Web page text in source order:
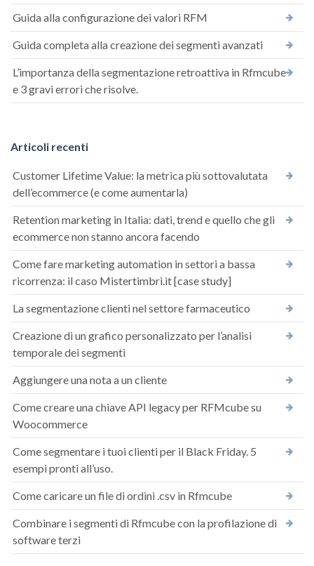
Guida alla configurazione dei valori RFM
Guida completa alla creazione dei segmenti avanzati
L’importanza della segmentazione retroattiva in Rfmcube
e 3 gravi errori che risolve.
Articoli recenti
Customer Lifetime Value: la metrica più sottovalutata
dell’ecommerce (e come aumentarla)
Retention marketing in Italia: dati, trend e quello che gli
ecommerce non stanno ancora facendo
Come fare marketing automation in settori a bassa
ricorrenza: il caso Mistertimbri.it [case study]
La segmentazione clienti nel settore farmaceutico
Creazione di un grafico personalizzato per l’analisi
temporale dei segmenti
Aggiungere una nota a un cliente
Come creare una chiave API legacy per RFMcube su
Woocommerce
Come segmentare i tuoi clienti per il Black Friday. 5
esempi pronti all’uso.
Come caricare un file di ordini .csv in Rfmcube
Combinare i segmenti di Rfmcube con la profilazione di
software terzi